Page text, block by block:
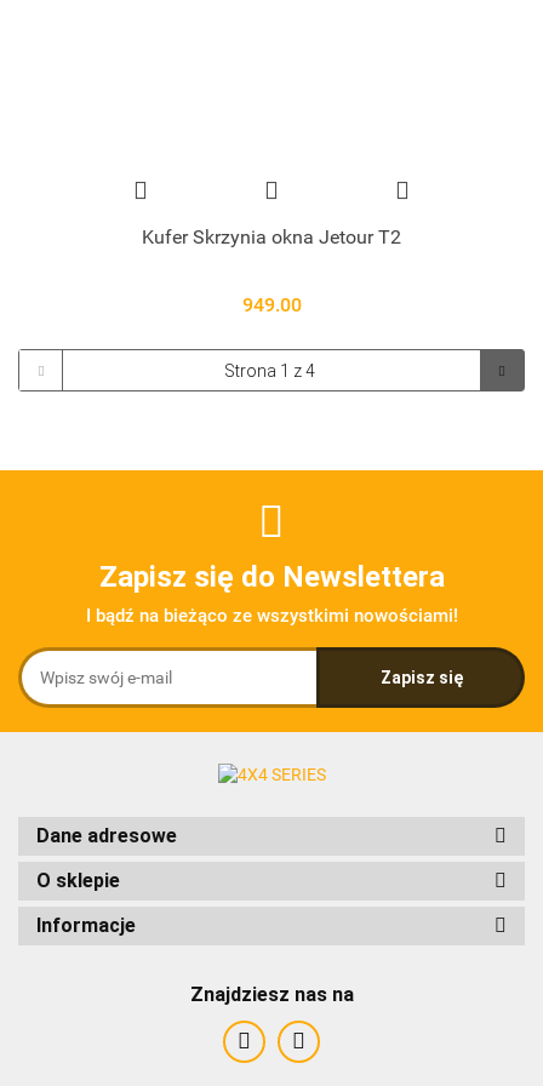
Kufer Skrzynia okna Jetour T2
949.00
Zapisz się do Newslettera
I bądź na bieżąco ze wszystkimi nowościami!
Dane adresowe
O sklepie
Informacje
Znajdziesz nas na